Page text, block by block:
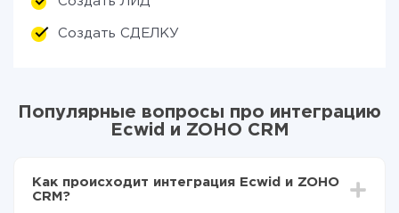
Создать СДЕЛКУ
Популярные вопросы про интеграцию
Ecwid и ZOHO CRM
Как происходит интеграция Ecwid и ZOHO
CRM?